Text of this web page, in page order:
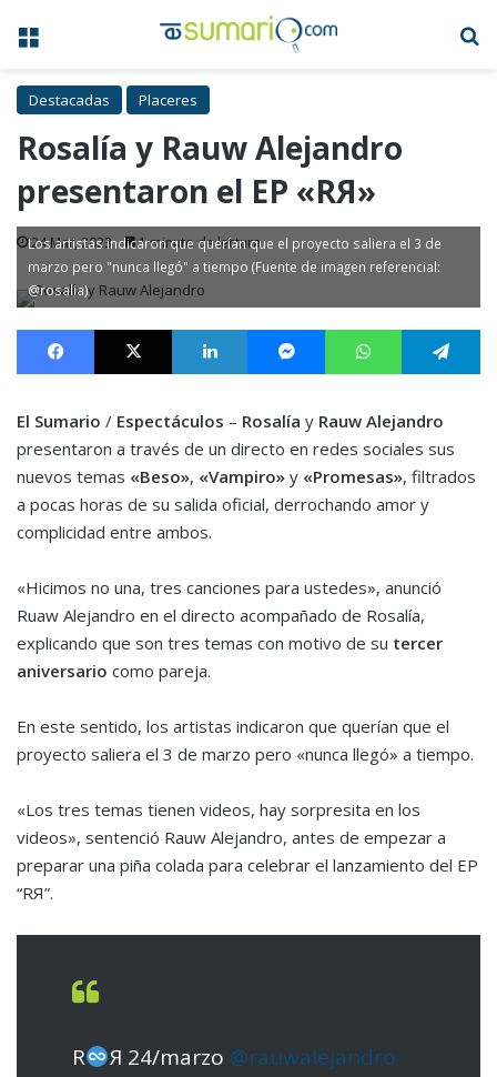
Menú
Destacadas Placeres
Rosalía y Rauw Alejandro
presentaron el EP «RЯ»
24 Mar, 2023 1 minuto de lectura
Los artistas indicaron que querían que el proyecto saliera el 3 de
marzo pero "nunca llegó" a tiempo (Fuente de imagen referencial:
@rosalia)
Facebook X LinkedIn MessengerWhatsApp
El Sumario / Espectáculos – Rosalía y Rauw Alejandro
presentaron a través de un directo en redes sociales sus
nuevos temas «Beso», «Vampiro» y «Promesas», filtrados
a pocas horas de su salida oficial, derrochando amor y
complicidad entre ambos.
«Hicimos no una, tres canciones para ustedes», anunció
Ruaw Alejandro en el directo acompañado de Rosalía,
explicando que son tres temas con motivo de su tercer
aniversario como pareja.
En este sentido, los artistas indicaron que querían que el
proyecto saliera el 3 de marzo pero «nunca llegó» a tiempo.
«Los tres temas tienen videos, hay sorpresita en los
videos», sentenció Rauw Alejandro, antes de empezar a
preparar una piña colada para celebrar el lanzamiento del EP
“RЯ”.
R Я 24/marzo @rauwalejandro